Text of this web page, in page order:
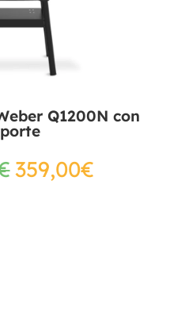
Q1200N con
359,00€